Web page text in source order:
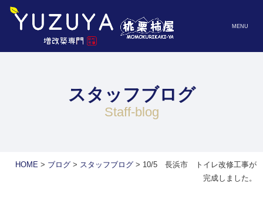
MENU
スタッフブログ
staff-blog
HOME> ブログ> スタッフブログ> 10/5 長浜市 トイレ改修工事が
完成しました。